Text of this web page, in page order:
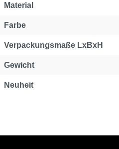
Material
Farbe
Verpackungsmaße LxBxH
Gewicht
Neuheit